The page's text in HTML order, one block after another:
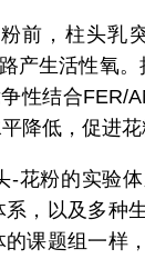
前，柱头乳
产生活性氧
性结合FER/
降低，促进花
-花粉的实验
，以及多种
课题组一样